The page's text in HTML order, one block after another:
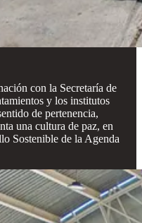
con la Secretaría de
y los institutos
de pertenencia,
una cultura de paz, en
Sostenible de la Agenda